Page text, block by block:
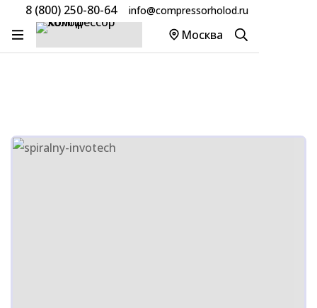
8 (800) 250-80-64 info@compressorholod.ru
Москва
Главная Товары
Компрессоры Invotech
Компрессор Invotech YSF125E1G-V100